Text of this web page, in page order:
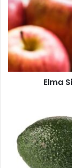
Faydaları
Nelerdir?
Elma
Nelerdir?